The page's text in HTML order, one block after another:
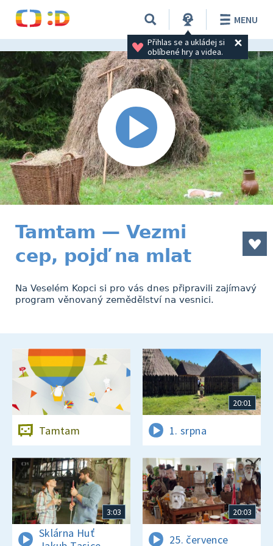
Přihlas se a ukládej si
oblíbené hry a videa.
MENU
Tamtam — Vezmi
cep, pojď na mlat
Na Veselém Kopci si pro vás dnes připravili zajímavý
program věnovaný zemědělství na vesnici.
Tamtam
20:01
1. srpna
3:03
Sklárna Huť
20:03
25. července